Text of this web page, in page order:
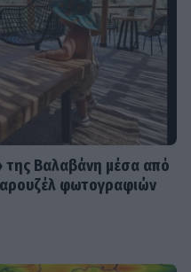
της
της Βαλαβάνη μέσα από
φωτογραφιών